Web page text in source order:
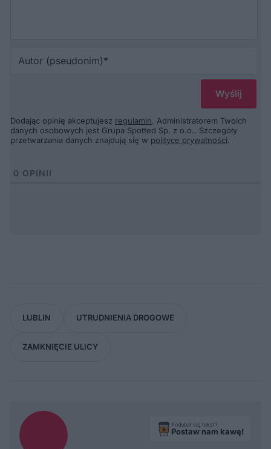
Dodając opinię akceptujesz regulamin. Administratorem Twoich
danych osobowych jest Grupa Spotted Sp. z o.o.. Szczegóły
przetwarzania danych znajdują się w polityce prywatności.
0 OPINII
LUBLIN UTRUDNIENIA DROGOWE
ZAMKNIĘCIE ULICY
Podobał się tekst?
Postaw nam kawę!